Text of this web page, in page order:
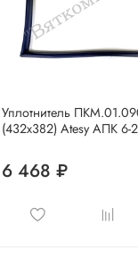
Уплотнитель
(432х382) Atesy АПК 6-
6 468 ₽